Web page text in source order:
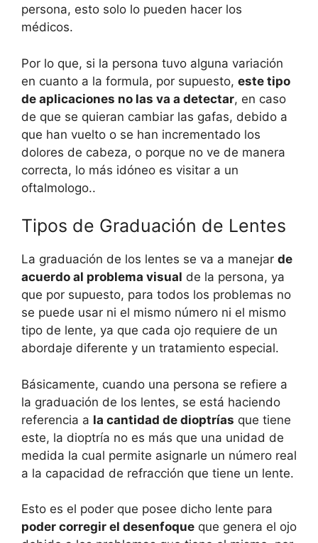
persona, esto solo lo pueden hacer los
médicos.
Por lo que, si la persona tuvo alguna variación
en cuanto a la formula, por supuesto, este tipo
de aplicaciones no las va a detectar, en caso
de que se quieran cambiar las gafas, debido a
que han vuelto o se han incrementado los
dolores de cabeza, o porque no ve de manera
correcta, lo más idóneo es visitar a un
oftalmologo..
Tipos de Graduación de Lentes
La graduación de los lentes se va a manejar de
acuerdo al problema visual de la persona, ya
que por supuesto, para todos los problemas no
se puede usar ni el mismo número ni el mismo
tipo de lente, ya que cada ojo requiere de un
abordaje diferente y un tratamiento especial.
Básicamente, cuando una persona se refiere a
la graduación de los lentes, se está haciendo
referencia a la cantidad de dioptrías que tiene
este, la dioptría no es más que una unidad de
medida la cual permite asignarle un número real
a la capacidad de refracción que tiene un lente.
Esto es el poder que posee dicho lente para
poder corregir el desenfoque que genera el ojo